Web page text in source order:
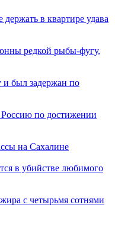
в квартире удава
редкой рыбы-фугу,
и был задержан по
Россию по достижении
на Сахалине
в убийстве любимого
с четырьмя сотнями